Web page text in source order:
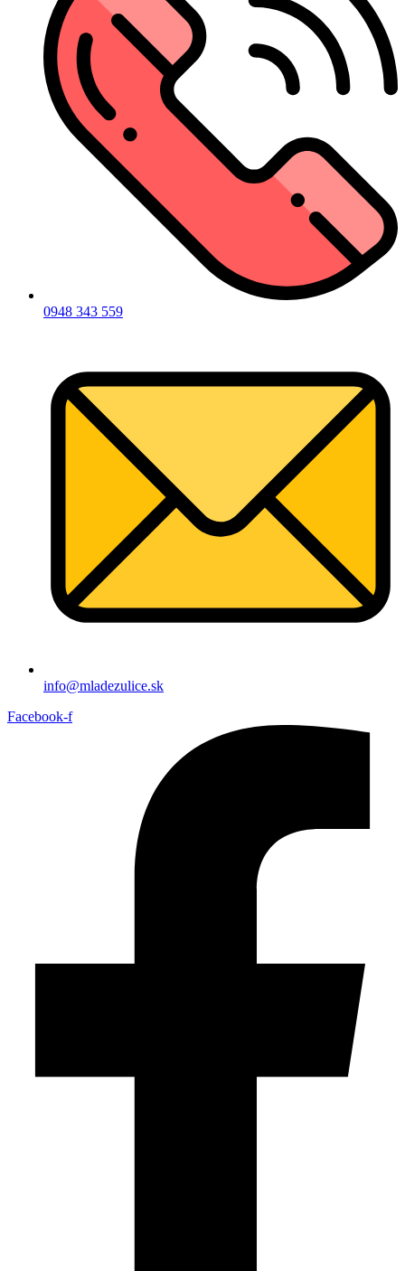
0948 343 559
info@mladezulice.sk
Facebook-f